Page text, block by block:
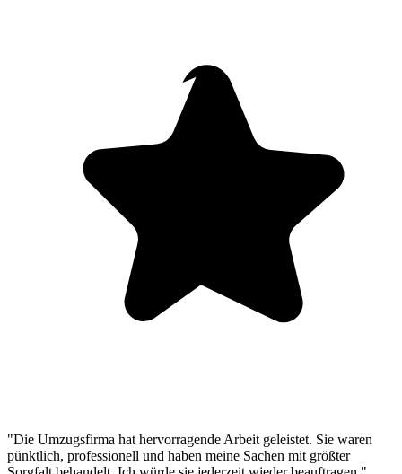
"Die Umzugsfirma hat hervorragende Arbeit geleistet. Sie waren
pünktlich, professionell und haben meine Sachen mit größter